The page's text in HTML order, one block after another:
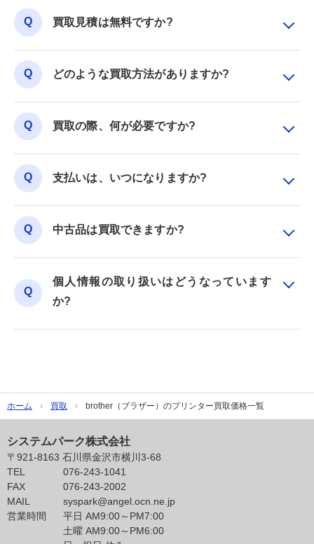
買取見積は無料ですか?
どのような買取方法がありますか?
買取の際、何が必要ですか?
支払いは、いつになりますか?
中古品は買取できますか?
個人情報の取り扱いはどうなっています
か?
ホーム 買取 brother（ブラザー）のプリンター買取価格一覧
システムパーク株式会社
〒921-8163 石川県金沢市横川3-68
TEL
076-243-1041
FAX
076-243-2002
MAIL
syspark@angel.ocn.ne.jp
営業時間
平日 AM9:00～PM7:00
土曜 AM9:00～PM6:00